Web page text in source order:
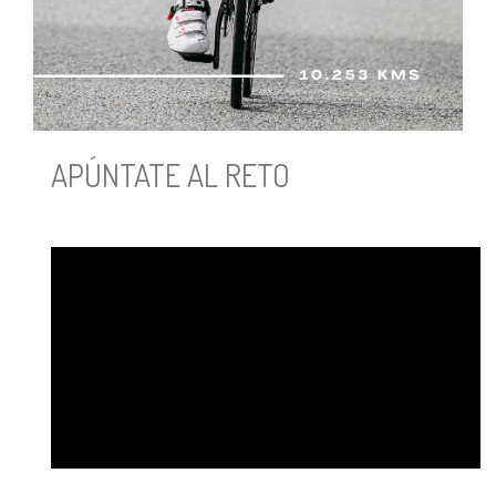
APÚNTATE AL RETO